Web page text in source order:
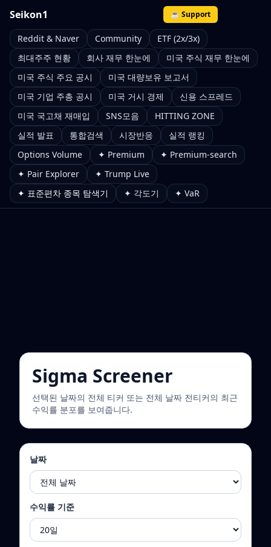
Seikon1 ☕ Support
Reddit & Naver Community
ETF (2x/3x)
최대주주 현황
회사 재무 한눈에
미국 주식 재무 한눈에
미국 주식 주요 공시
미국 대량보유 보고서
미국 기업 주총 공시
미국 거시 경제
신용 스프레드
미국 국고채 재매입
SNS모음
HITTING ZONE
실적 발표
통합검색 시장반응
실적 랭킹
Options Volume
✦ Premium
✦ Premium-search
✦ Pair Explorer
✦ Trump Live
✦ 표준편차 종목 탐색기
✦ 각도기 ✦ VaR
Sigma Screener
선택된 날짜의 전체 티커 또는 전체 날짜 전티커의 최근
수익률 분포를 보여줍니다.
날짜
수익률 기준